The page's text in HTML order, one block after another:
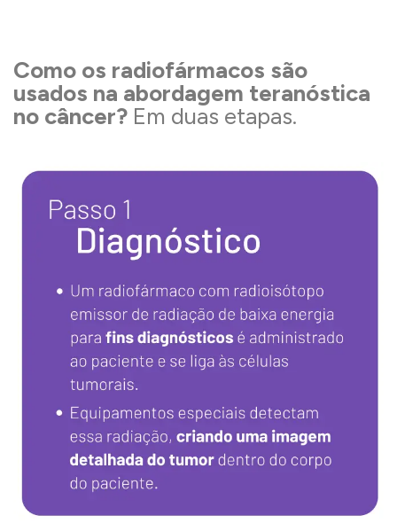
Como os radiofármacos são
usados na abordagem teranóstica
no câncer? Em duas etapas.